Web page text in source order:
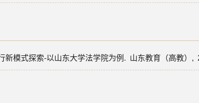
新模式探索-以山东大学法学院为例. 山东教育（高教）,